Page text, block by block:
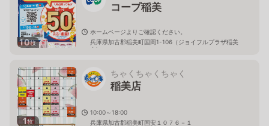
10枚
コープ稲美
ホームページよりご確認ください。
兵庫県加古郡稲美町国岡1-106（ジョイフルプラザ稲美
内)
1枚
ちゃくちゃくちゃく
稲美店
10:00～18:00
兵庫県加古郡稲美町国安１０７６－１